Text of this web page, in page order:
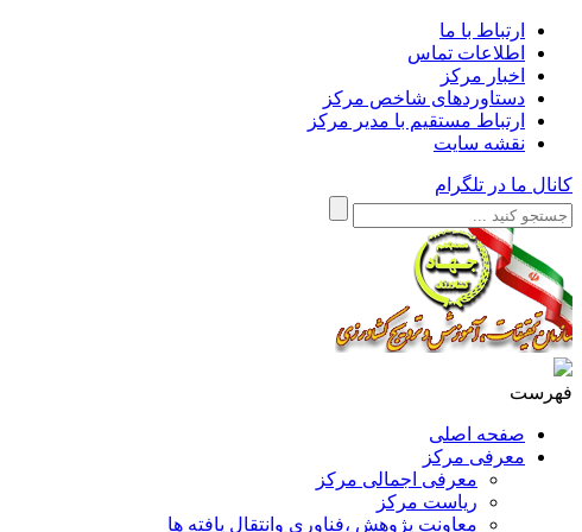
ارتباط با ما
اطلاعات تماس
اخبار مرکز
دستاوردهای شاخص مرکز
ارتباط مستقیم با مدیر مرکز
نقشه سایت
کانال ما در تلگرام
فهرست
صفحه اصلی
معرفی مرکز
معرفی اجمالی مرکز
ریاست مرکز
معاونت پژوهش ،فناوری وانتقال یافته ها